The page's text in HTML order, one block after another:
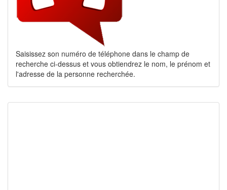
Saisissez son numéro de téléphone dans le champ de
recherche ci-dessus et vous obtiendrez le nom, le prénom et
l'adresse de la personne recherchée.